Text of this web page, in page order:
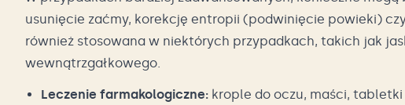
usunięcie zaćmy, korekcję entropii (podwinięcie powieki)
również stosowana w niektórych przypadkach, takich jak
wewnątrzgałkowego.
Leczenie farmakologiczne: krople do oczu, maści, tabletki